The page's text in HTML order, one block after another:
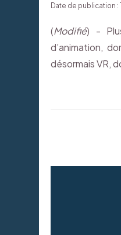
Date de publication
(Modifié) -
d’animation,
désormais VR,